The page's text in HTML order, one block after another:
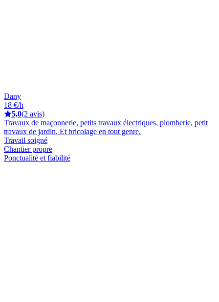
Dany
18 €/h
5,0(2 avis)
Travaux de maçonnerie, petits travaux électriques, plomberie, petit
travaux de jardin. Et bricolage en tout genre.
Travail soigné
Chantier propre
Ponctualité et fiabilité